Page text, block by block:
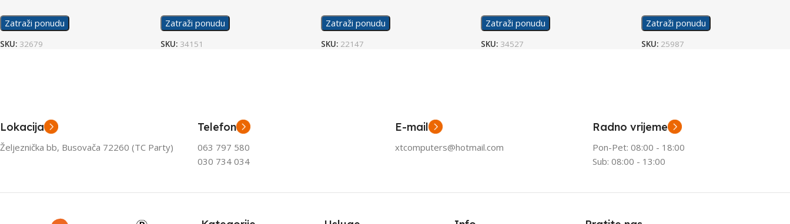
Zatraži ponudu
SKU: 32679
Zatraži ponudu
SKU: 34151
Zatraži ponudu
SKU: 22147
Zatraži ponudu
SKU: 34527
Zatraži ponudu
SKU: 25987
Lokacija
Željeznička bb, Busovača 72260 (TC Party)
Telefon
063 797 580
030 734 034
E-mail
xtcomputers@hotmail.com
Radno vrijeme
Pon-Pet: 08:00 - 18:00
Sub: 08:00 - 13:00